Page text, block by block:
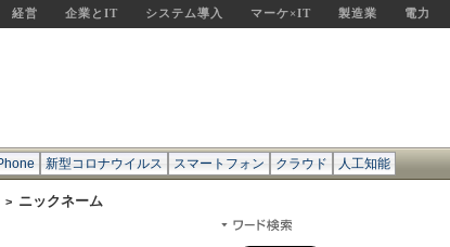
経営 企業とIT システム導入 マーケ×IT 製造業 電力
新型コロナウイルス スマートフォン クラウド 人工知能
> ニックネーム